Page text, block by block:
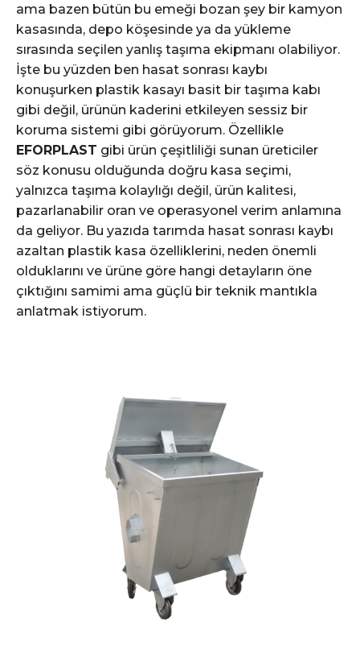
ama bazen bütün bu emeği bozan şey bir kamyon
kasasında, depo köşesinde ya da yükleme
sırasında seçilen yanlış taşıma ekipmanı olabiliyor.
İşte bu yüzden ben hasat sonrası kaybı
konuşurken plastik kasayı basit bir taşıma kabı
gibi değil, ürünün kaderini etkileyen sessiz bir
koruma sistemi gibi görüyorum. Özellikle
EFORPLAST gibi ürün çeşitliliği sunan üreticiler
söz konusu olduğunda doğru kasa seçimi,
yalnızca taşıma kolaylığı değil, ürün kalitesi,
pazarlanabilir oran ve operasyonel verim anlamına
da geliyor. Bu yazıda tarımda hasat sonrası kaybı
azaltan plastik kasa özelliklerini, neden önemli
olduklarını ve ürüne göre hangi detayların öne
çıktığını samimi ama güçlü bir teknik mantıkla
anlatmak istiyorum.